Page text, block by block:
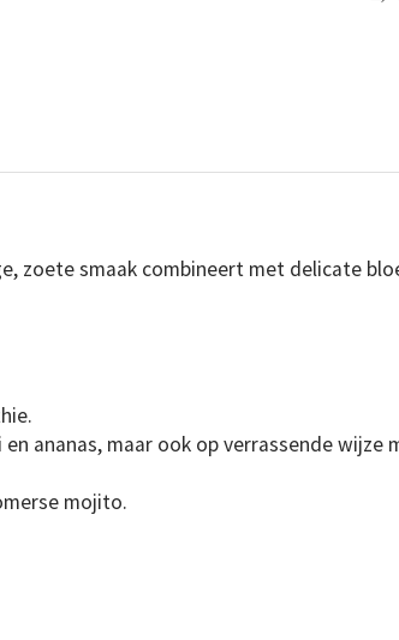
zoete smaak combineert met delicate
ananas, maar ook op verrassende
mojito.